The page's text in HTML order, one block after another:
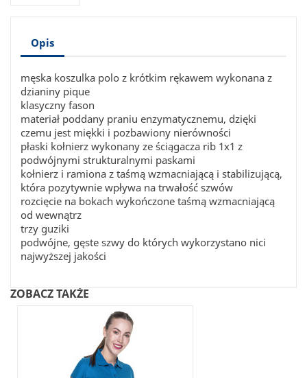
Opis
męska koszulka polo z krótkim rękawem wykonana z
dzianiny pique
klasyczny fason
materiał poddany praniu enzymatycznemu, dzięki
czemu jest miękki i pozbawiony nierówności
płaski kołnierz wykonany ze ściągacza rib 1x1 z
podwójnymi strukturalnymi paskami
kołnierz i ramiona z taśmą wzmacniającą i stabilizującą,
która pozytywnie wpływa na trwałość szwów
rozcięcie na bokach wykończone taśmą wzmacniającą
od wewnątrz
trzy guziki
podwójne, gęste szwy do których wykorzystano nici
najwyższej jakości
ZOBACZ TAKŻE